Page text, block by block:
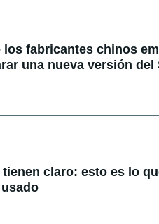
los fabricantes chinos
una nueva versión del
claro: esto es lo